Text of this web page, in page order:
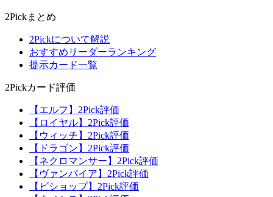
2Pickまとめ
2Pickについて解説
おすすめリーダーランキング
提示カード一覧
2Pickカード評価
【エルフ】2Pick評価
【ロイヤル】2Pick評価
【ウィッチ】2Pick評価
【ドラゴン】2Pick評価
【ネクロマンサー】2Pick評価
【ヴァンパイア】2Pick評価
【ビショップ】2Pick評価